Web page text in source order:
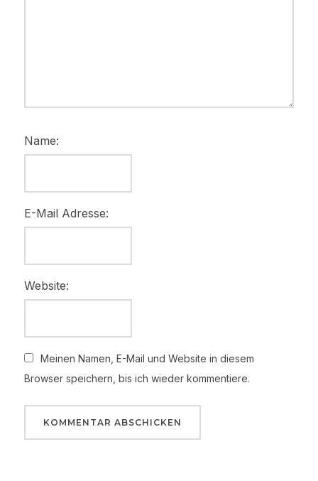
Name:
E-Mail Adresse:
Website:
Meinen Namen, E-Mail und Website in diesem
Browser speichern, bis ich wieder kommentiere.